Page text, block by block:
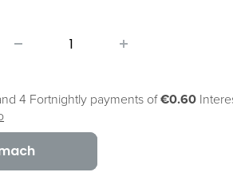
4 Fortnightly payments of€0.60